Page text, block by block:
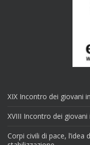
XIX Incontro dei giovani
XVIII Incontro dei
Corpi civili di pace,